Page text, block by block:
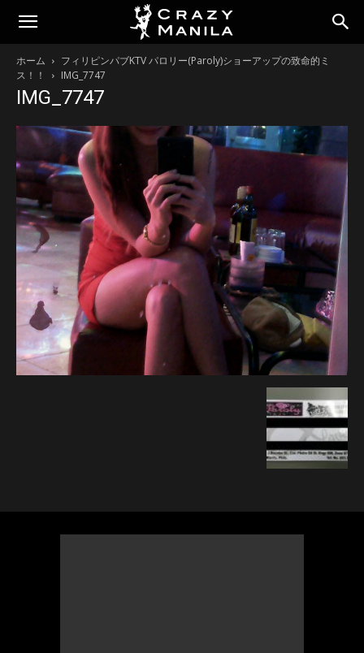
ホーム
フィリピンパブKTV パロリー(Paroly)ショーアップの致命的ミ
ス！！
IMG_7747
IMG_7747